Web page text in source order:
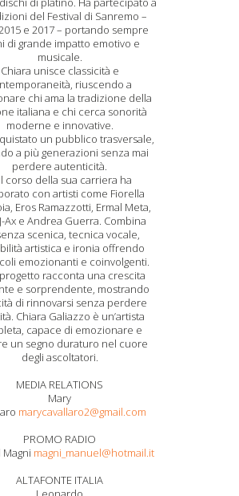
del Festival di Sanremo –
e 2017 – portando sempre
di grande impatto emotivo e
musicale.
Chiara unisce classicità e
riuscendo a
chi ama la tradizione della
italiana e chi cerca sonorità
moderne e innovative.
un pubblico trasversale,
a più generazioni senza mai
perdere autenticità.
corso della sua carriera ha
con artisti come Fiorella
Eros Ramazzotti, Ermal Meta,
Ax e Andrea Guerra. Combina
scenica, tecnica vocale,
artistica e ironia offrendo
emozionanti e coinvolgenti.
racconta una crescita
e sorprendente, mostrando
di rinnovarsi senza perdere
Chiara Galiazzo è un’artista
capace di emozionare e
un segno duraturo nel cuore
degli ascoltatori.
MEDIA RELATIONS
Mary
marycavallaro2@gmail.com
PROMO RADIO
magni_manuel@hotmail.it
ALTAFONTE ITALIA